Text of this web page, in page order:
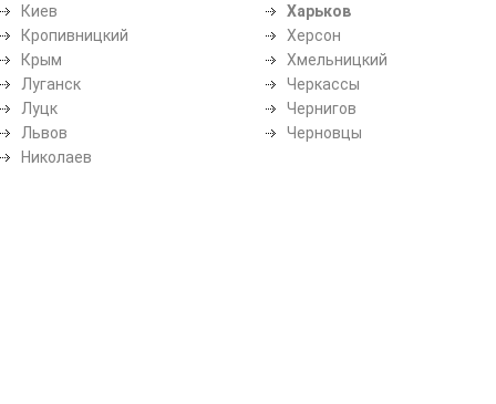
Киев
Кропивницкий
Крым
Луганск
Луцк
Львов
Николаев
Харьков
Херсон
Хмельницкий
Черкассы
Чернигов
Черновцы